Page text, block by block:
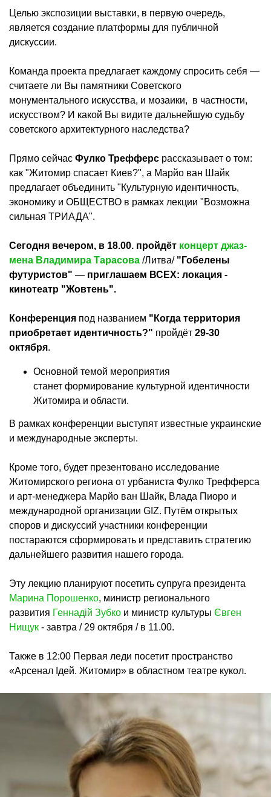
Целью экспозиции выставки, в первую очередь,
является создание платформы для публичной
дискуссии.
Команда проекта предлагает каждому спросить себя —
считаете ли Вы памятники Советского
монументального искусства, и мозаики, в частности,
искусством? И какой Вы видите дальнейшую судьбу
советского архитектурного наследства?
Прямо сейчас Фулко Трефферс рассказывает о том:
как "Житомир спасает Киев?", а Марйо ван Шайк
предлагает объединить "Культурную идентичность,
экономику и ОБЩЕСТВО в рамках лекции "Возможна
сильная ТРИАДА".
Сегодня вечером, в 18.00. пройдёт концерт джаз-
мена Владимира Тарасова /Литва/ "Гобелены
футуристов" — приглашаем ВСЕХ: локация -
кинотеатр "Жовтень".
Конференция под названием "Когда территория
приобретает идентичность?" пройдёт 29-30
октября.
Основной темой мероприятия
станет формирование культурной идентичности
Житомира и области.
В рамках конференции выступят известные украинские
и международные эксперты.
Кроме того, будет презентовано исследование
Житомирского региона от урбаниста Фулко Трефферса
и арт-менеджера Марйо ван Шайк, Влада Пиоро и
международной организации GIZ. Путём открытых
споров и дискуссий участники конференции
постараются сформировать и представить стратегию
дальнейшего развития нашего города.
Эту лекцию планируют посетить супруга президента
Марина Порошенко, министр регионального
развития Геннадій Зубко и министр культуры Євген
Нищук - завтра / 29 октября / в 11.00.
Также в 12:00 Первая леди посетит пространство
«Арсенал Ідей. Житомир» в областном театре кукол.